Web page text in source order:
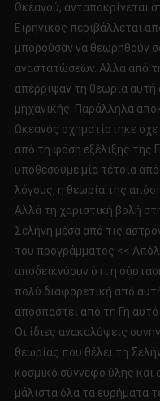
Ωκεανού, ανταποκρίνεται
Ειρηνικός περιβάλλεται
μπορούσαν να θεωρηθούν
αναστατώσεων. Αλλά από
απέρριψαν τη θεωρία
μηχανικής. Παράλληλα
Ωκεανός σχηματίστηκε
από τη φάση εξέλιξης της
υποθέσουμε μία τέτοια
λόγους, η θεωρία της
Αλλά τη χαριστική βολή
Σελήνη μέσα από τις
του προγράμματος <<
αποδεικνύουν ότι η
πολύ διαφορετική από
αποσπαστεί από τη Γη αυτό
Οι ίδιες ανακαλύψεις
θεωρίας που θέλει τη
κοσμικό σύννεφο ύλης και
μάλιστα όλα τα ευρήματα